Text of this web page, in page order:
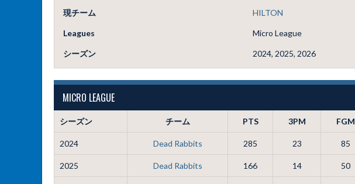
現チーム HILTON
Leagues Micro League
シーズン 2024, 2025, 2026
MICRO LEAGUE
シーズン チーム PTS 3PM FGM
2024 Dead Rabbits 285 23 85
2025 Dead Rabbits 166 14 50